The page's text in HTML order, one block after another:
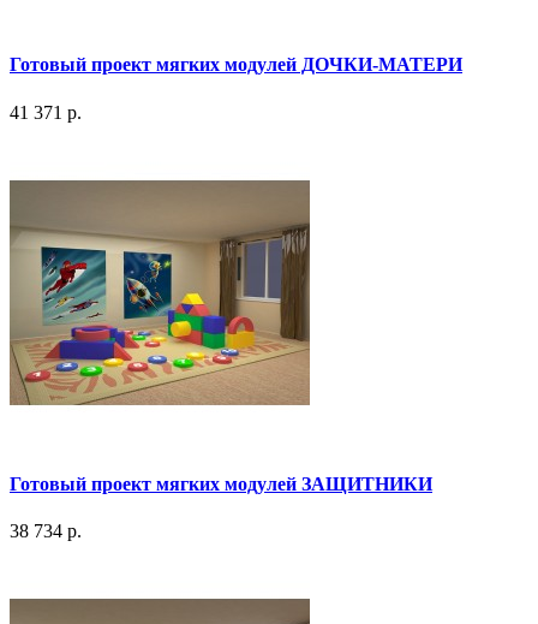
Готовый проект мягких модулей ДОЧКИ-МАТЕРИ
41 371 р.
Готовый проект мягких модулей ЗАЩИТНИКИ
38 734 р.